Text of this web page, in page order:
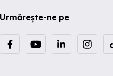
Urmărește-ne pe